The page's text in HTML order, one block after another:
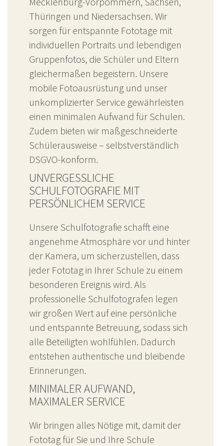
Thüringen und Niedersachsen. Wir
sorgen für entspannte Fototage mit
individuellen Portraits und lebendigen
Gruppenfotos, die Schüler und Eltern
gleichermaßen begeistern. Unsere
mobile Fotoausrüstung und unser
unkomplizierter Service gewährleisten
einen minimalen Aufwand für Schulen.
Zudem bieten wir maßgeschneiderte
Schülerausweise – selbstverständlich
DSGVO-konform.
UNVERGESSLICHE
SCHULFOTOGRAFIE MIT
PERSÖNLICHEM SERVICE
Unsere Schulfotografie schafft eine
angenehme Atmosphäre vor und hinter
der Kamera, um sicherzustellen, dass
jeder Fototag in Ihrer Schule zu einem
besonderen Ereignis wird. Als
professionelle Schulfotografen legen
wir großen Wert auf eine persönliche
und entspannte Betreuung, sodass sich
alle Beteiligten wohlfühlen. Dadurch
entstehen authentische und bleibende
Erinnerungen.
MINIMALER AUFWAND,
MAXIMALER SERVICE
Wir bringen alles Nötige mit, damit der
Fototag für Sie und Ihre Schule